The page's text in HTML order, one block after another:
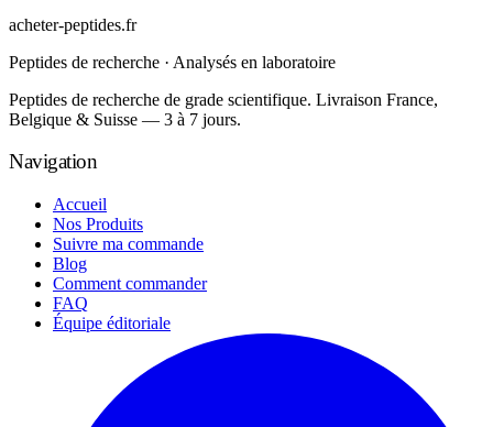
acheter-peptides.fr
Peptides de recherche · Analysés en laboratoire
Peptides de recherche de grade scientifique. Livraison France,
Belgique & Suisse — 3 à 7 jours.
Navigation
Accueil
Nos Produits
Suivre ma commande
Blog
Comment commander
FAQ
Équipe éditoriale